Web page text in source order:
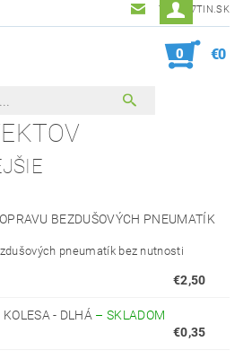
7TIN@7TIN.SK
0 €0
BEZDUŠOVÝCH PNEUMATÍK
pneumatík bez nutnosti
€2,50
- DLHÁ –SKLADOM
€0,35